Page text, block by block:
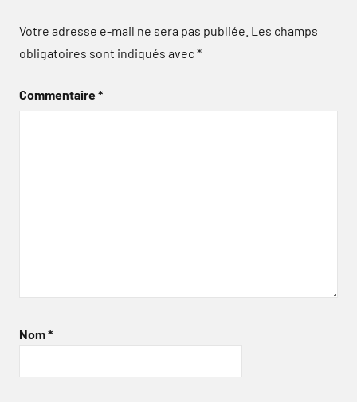
Votre adresse e-mail ne sera pas publiée. Les champs
obligatoires sont indiqués avec*
Commentaire*
Nom*